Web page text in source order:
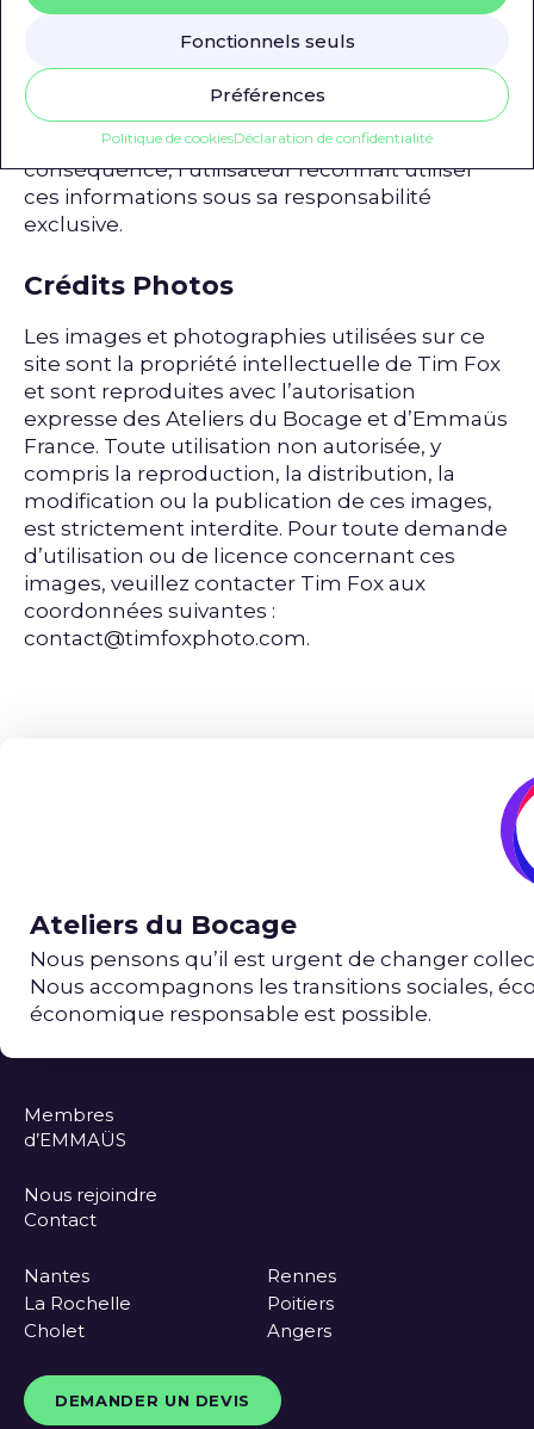
Fonctionnels seuls
Préférences
Politique de cookiesDéclaration de confidentialité
Le site palettes.ateliers-du-bocage.fr ne saurait
rencontrées sur le site, problèmes techniques,
interprétation des informations publiées et
conséquences de leur utilisation. En
conséquence, l’utilisateur reconnaît utiliser
ces informations sous sa responsabilité
exclusive.
Crédits Photos
Les images et photographies utilisées sur ce
site sont la propriété intellectuelle de Tim Fox
et sont reproduites avec l’autorisation
expresse des Ateliers du Bocage et d’Emmaüs
France. Toute utilisation non autorisée, y
compris la reproduction, la distribution, la
modification ou la publication de ces images,
est strictement interdite. Pour toute demande
d’utilisation ou de licence concernant ces
images, veuillez contacter Tim Fox aux
coordonnées suivantes :
contact@timfoxphoto.com.
Ateliers du Bocage
Nous pensons qu’il est urgent de changer
Nous accompagnons les transitions sociales,
économique responsable est possible.
Membres
d’EMMAÜS
Nous rejoindre
Contact
Nantes
Rennes
La Rochelle
Poitiers
Cholet
Angers
DEMANDER UN DEVIS